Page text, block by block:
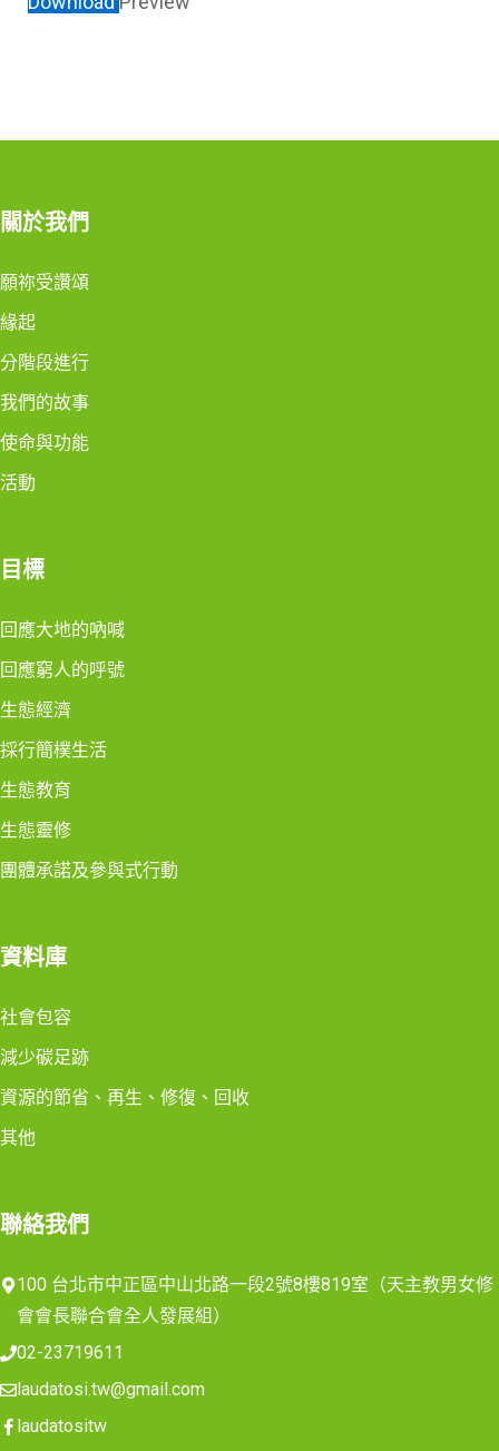
關於我們
願祢受讚頌
緣起
分階段進行
我們的故事
使命與功能
活動
目標
回應大地的吶喊
回應窮人的呼號
生態經濟
採行簡樸生活
生態教育
生態靈修
團體承諾及參與式行動
資料庫
社會包容
減少碳足跡
資源的節省、再生、修復、回收
其他
聯絡我們
100 台北市中正區中山北路一段2號8樓819室（天主教男女修
會會長聯合會全人發展組）
02-23719611
laudatosi.tw@gmail.com
laudatositw